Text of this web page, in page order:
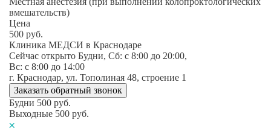
вмешательств)
Цена
500 руб.
Клиника МЕДСИ в Краснодаре
Сейчас открыто Будни, Сб: c 8:00 до 20:00,
Вс: c 8:00 до 14:00
г. Краснодар, ул. Тополиная 48, строение 1
Заказать обратный звонок
Будни 500 руб.
Выходные 500 руб.